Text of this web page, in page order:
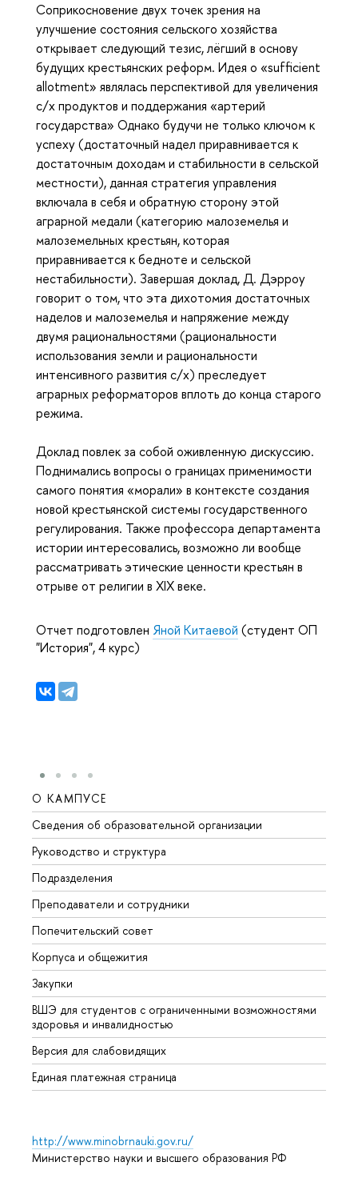
Соприкосновение двух точек зрения на
улучшение состояния сельского хозяйства
открывает следующий тезис, лёгший в основу
будущих крестьянских реформ. Идея о «sufficient
allotment» являлась перспективой для увеличения
с/х продуктов и поддержания «артерий
государства» Однако будучи не только ключом к
успеху (достаточный надел приравнивается к
достаточным доходам и стабильности в сельской
местности), данная стратегия управления
включала в себя и обратную сторону этой
аграрной медали (категорию малоземелья и
малоземельных крестьян, которая
приравнивается к бедноте и сельской
нестабильности). Завершая доклад, Д. Дэрроу
говорит о том, что эта дихотомия достаточных
наделов и малоземелья и напряжение между
двумя рациональностями (рациональности
использования земли и рациональности
интенсивного развития с/х) преследует
аграрных реформаторов вплоть до конца старого
режима.
Доклад повлек за собой оживленную дискуссию.
Поднимались вопросы о границах применимости
самого понятия «морали» в контексте создания
новой крестьянской системы государственного
регулирования. Также профессора департамента
истории интересовались, возможно ли вообще
рассматривать этические ценности крестьян в
отрыве от религии в XIX веке.
Отчет подготовлен Яной Китаевой (студент ОП
"История", 4 курс)
О КАМПУСЕ
Сведения об образовательной организации
Руководство и структура
Подразделения
Преподаватели и сотрудники
Попечительский совет
Корпуса и общежития
Закупки
ВШЭ для студентов с ограниченными возможностями
здоровья и инвалидностью
Версия для слабовидящих
Единая платежная страница
http://www.minobrnauki.gov.ru/
Министерство науки и высшего образования РФ